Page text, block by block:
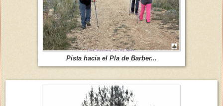
Pista hacia el Pla de Barber...